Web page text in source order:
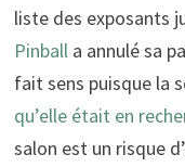
liste des exposants
Pinballa annulé sa
fait sens puisque la
qu’elle était en
salon est un risque